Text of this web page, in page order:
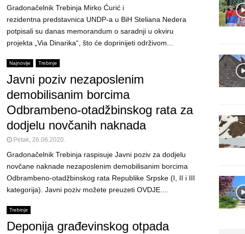
Gradonačelnik Trebinja Mirko Ćurić i
rezidentna predstavnica UNDP-a u BiH Steliana Nedera
potpisali su danas memorandum o saradnji u okviru
projekta „Via Dinarika“, što će doprinijeti održivom...
Najnovije Trebinje
Javni poziv nezaposlenim
demobilisanim borcima
Odbrambeno-otadžbinskog rata za
dodjelu novčanih naknada
Petak, 26.06.2020.
Gradonačelnik Trebinja raspisuje Javni poziv za dodjelu
novčane naknade nezaposlenim demobilisanim borcima
Odbrambeno-otadžbinskog rata Republike Srpske (I, II i III
kategorija). Javni poziv možete preuzeti OVDJE....
Trebinje
Deponija građevinskog otpada